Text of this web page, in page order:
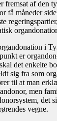
fremsat af den
få måneder
i
er
det enkelte
sig fra som
til at man
men
det
vegne.